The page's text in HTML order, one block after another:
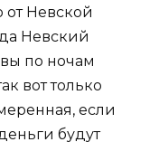
от Невской
Невский
по ночам
вот только
если
будут